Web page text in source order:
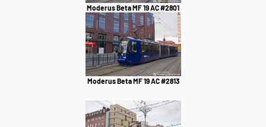
Moderus Beta MF 19 AC #2801
Moderus Beta MF 19 AC #2813